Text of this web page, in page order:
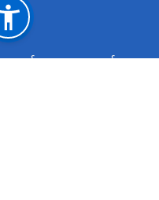
कार्यक्रम समन्वय कार्यालय,